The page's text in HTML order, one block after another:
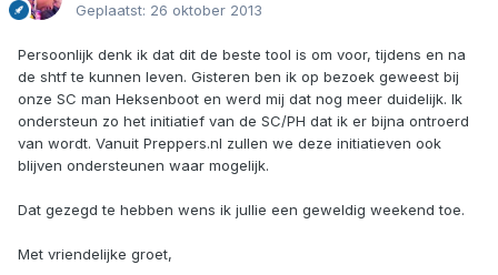
Geplaatst: 26 oktober 2013
Persoonlijk denk ik dat dit de beste tool is om voor, tijdens en na
de shtf te kunnen leven. Gisteren ben ik op bezoek geweest bij
onze SC man Heksenboot en werd mij dat nog meer duidelijk. Ik
ondersteun zo het initiatief van de SC/PH dat ik er bijna ontroerd
van wordt. Vanuit Preppers.nl zullen we deze initiatieven ook
blijven ondersteunen waar mogelijk.
Dat gezegd te hebben wens ik jullie een geweldig weekend toe.
Met vriendelijke groet,